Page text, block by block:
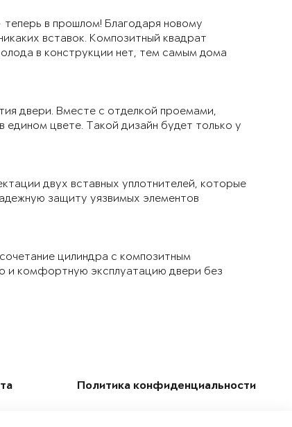
в прошлом! Благодаря новому
вставок. Композитный квадрат
в конструкции нет, тем самым дома
двери. Вместе с отделкой проемами,
цвете. Такой дизайн будет только у
двух вставных уплотнителей, которые
защиту уязвимых элементов
цилиндра с композитным
и комфортную эксплуатацию двери без
Политика конфиденциальности